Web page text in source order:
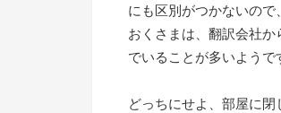
にも区別がつかないので
おくさまは、翻訳会社
でいることが多いようで
どっちにせよ、部屋に